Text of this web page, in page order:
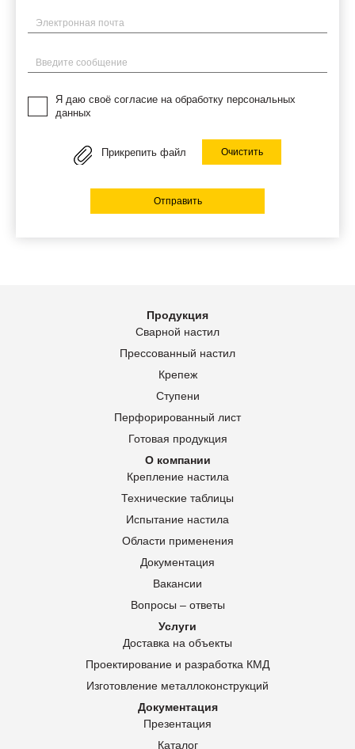
Электронная почта
Введите сообщение
Я даю своё согласие на обработку персональных
данных
Прикрепить файл Очистить
Отправить
Продукция
Сварной настил
Прессованный настил
Крепеж
Ступени
Перфорированный лист
Готовая продукция
О компании
Крепление настила
Технические таблицы
Испытание настила
Области применения
Документация
Вакансии
Вопросы – ответы
Услуги
Доставка на объекты
Проектирование и разработка КМД
Изготовление металлоконструкций
Документация
Презентация
Каталог